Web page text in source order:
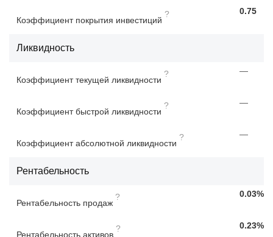
Коэффициент покрытия инвестиций
? 0.75
Ликвидность
Коэффициент текущей ликвидности
? —
Коэффициент быстрой ликвидности
? —
Коэффициент абсолютной ликвидности
? —
Рентабельность
Рентабельность продаж
? 0.03%
Рентабельность активов
? 0.23%